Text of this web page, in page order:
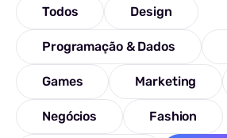
Todos Design
Programação & Dados
Games Marketing
Negócios Fashion